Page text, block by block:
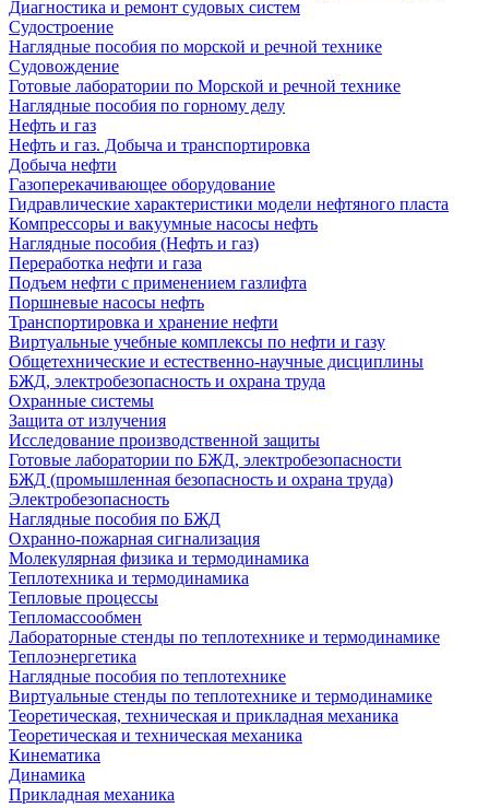
Диагностика и ремонт судовых систем
Судостроение
Наглядные пособия по морской и речной технике
Судовождение
Готовые лаборатории по Морской и речной технике
Наглядные пособия по горному делу
Нефть и газ
Нефть и газ. Добыча и транспортировка
Добыча нефти
Газоперекачивающее оборудование
Гидравлические характеристики модели нефтяного пласта
Компрессоры и вакуумные насосы нефть
Наглядные пособия (Нефть и газ)
Переработка нефти и газа
Подъем нефти с применением газлифта
Поршневые насосы нефть
Транспортировка и хранение нефти
Виртуальные учебные комплексы по нефти и газу
Общетехнические и естественно-научные дисциплины
БЖД, электробезопасность и охрана труда
Охранные системы
Защита от излучения
Исследование производственной защиты
Готовые лаборатории по БЖД, электробезопасности
БЖД (промышленная безопасность и охрана труда)
Электробезопасность
Наглядные пособия по БЖД
Охранно-пожарная сигнализация
Молекулярная физика и термодинамика
Теплотехника и термодинамика
Тепловые процессы
Тепломассообмен
Лабораторные стенды по теплотехнике и термодинамике
Теплоэнергетика
Наглядные пособия по теплотехнике
Виртуальные стенды по теплотехнике и термодинамике
Теоретическая, техническая и прикладная механика
Теоретическая и техническая механика
Кинематика
Динамика
Прикладная механика